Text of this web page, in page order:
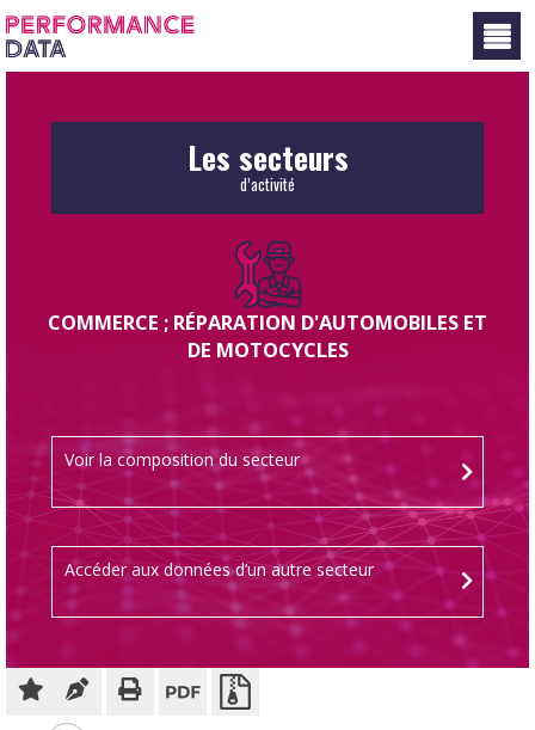
Panneau de gestion des cookies
Les secteurs
d’activité
COMMERCE ; RÉPARATION D'AUTOMOBILES ET
DE MOTOCYCLES
Voir la composition du secteur
Accéder aux données d’un autre secteur